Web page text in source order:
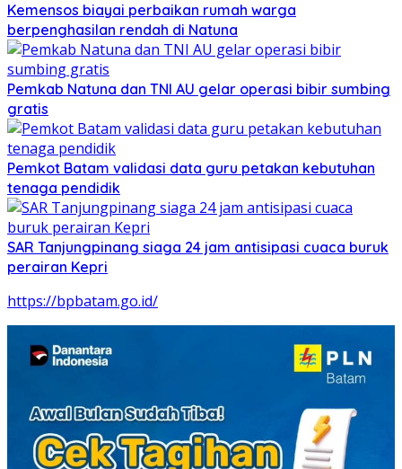
Kemensos biayai perbaikan rumah warga
berpenghasilan rendah di Natuna
Pemkab Natuna dan TNI AU gelar operasi bibir sumbing
gratis
Pemkot Batam validasi data guru petakan kebutuhan
tenaga pendidik
SAR Tanjungpinang siaga 24 jam antisipasi cuaca buruk
perairan Kepri
https://bpbatam.go.id/